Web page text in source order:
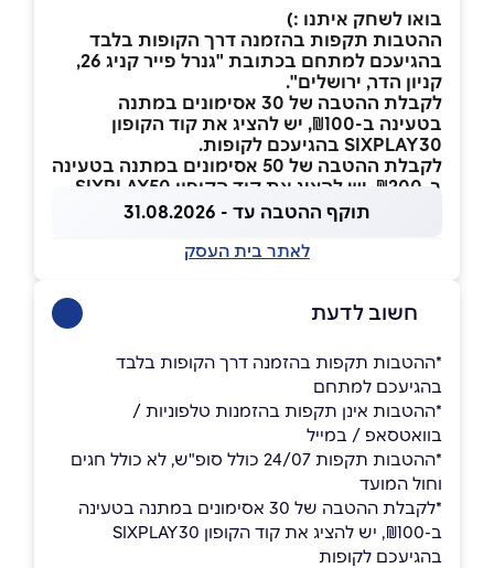
בואו לשחק איתנו :)
ההטבות תקפות בהזמנה דרך הקופות בלבד
בהגיעכם למתחם בכתובת
"גנרל פייר קניג 26,
קניון הדר, ירושלים".
לקבלת ההטבה של 30 אסימונים במתנה
בטעינה ב-₪100, יש להציג את קוד הקופון
SIXPLAY30 בהגיעכם לקופות.
לקבלת ההטבה של 50 אסימונים במתנה בטעינה
ב-₪200, יש להציג את קוד הקופון SIXPLAY50
תוקף ההטבה עד - 31.08.2026
לאתר בית העסק
חשוב לדעת
ָָ*ההטבות תקפות בהזמנה דרך הקופות בלבד
בהגיעכם למתחם
*ההטבות אינן תקפות בהזמנות טלפוניות /
בוואטסאפ / במייל
*ההטבות תקפות 24/07 כולל סופ"ש, לא כולל חגים
וחול המועד
*לקבלת ההטבה של 30 אסימונים במתנה בטעינה
ב-₪100, יש להציג את קוד הקופון SIXPLAY30
בהגיעכם לקופות